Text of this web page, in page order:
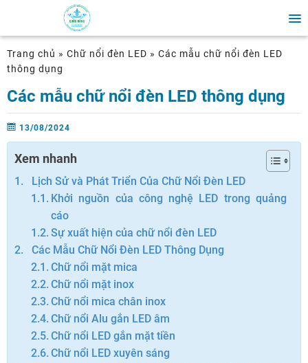
Trang chủ » Chữ nổi đèn LED » Các mẫu chữ nổi đèn LED
thông dụng
Các mẫu chữ nổi đèn LED thông dụng
13/08/2024
Xem nhanh
Lịch Sử và Phát Triển Của Chữ Nổi Đèn LED
Khởi nguồn của công nghệ LED trong quảng
cáo
Sự xuất hiện của chữ nổi đèn LED
Các Mẫu Chữ Nổi Đèn LED Thông Dụng
Chữ nổi mặt mica
Chữ nổi mặt inox
Chữ nổi mica chân inox
Chữ nổi Alu gắn LED âm
Chữ nổi LED gắn mặt tiền
Chữ nổi LED xuyên sáng